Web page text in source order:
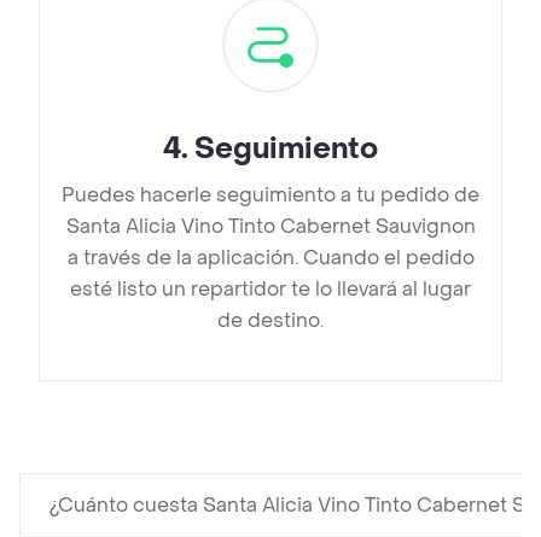
4. Seguimiento
Puedes hacerle seguimiento a tu pedido de
Santa Alicia Vino Tinto Cabernet Sauvignon
a través de la aplicación. Cuando el pedido
esté listo un repartidor te lo llevará al lugar
de destino.
¿Cuánto cuesta Santa Alicia Vino Tinto Cabernet